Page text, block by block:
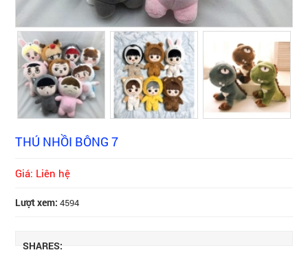
THÚ NHỒI BÔNG 7
Giá: Liên hệ
Lượt xem: 4594
SHARES: